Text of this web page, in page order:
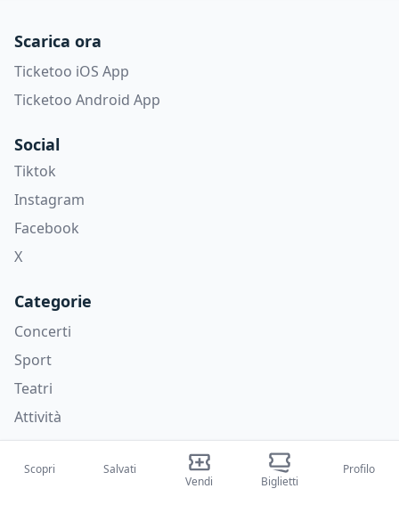
Scarica ora
Ticketoo iOS App
Ticketoo Android App
Social
Tiktok
Instagram
Facebook
X
Categorie
Concerti
Sport
Teatri
Attività
Chi siamo
Scopri
Salvati
Vendi
Biglietti
Profilo